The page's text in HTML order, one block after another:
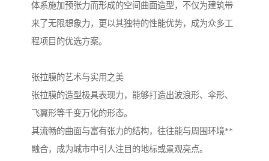
体系施加预张力而形成的空间曲面造型，不仅为建筑带
来了无限想象力，更以其独特的性能优势，成为众多工
程项目的优选方案。
张拉膜的艺术与实用之美
张拉膜的造型极具表现力，能够打造出波浪形、伞形、
飞翼形等千变万化的形态。
其流畅的曲面与富有张力的结构，往往能与周围环境**
融合，成为城市中引人注目的地标或景观亮点。